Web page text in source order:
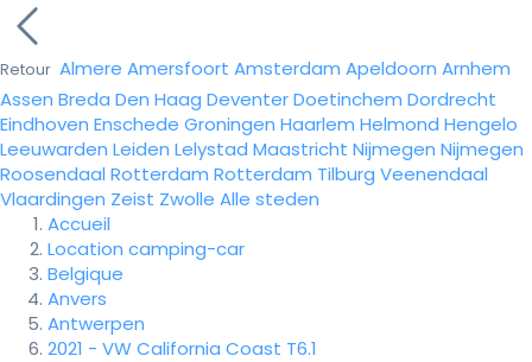
Retour Almere Amersfoort Amsterdam Apeldoorn Arnhem
Assen Breda Den Haag DeventerDoetinchem Dordrecht
Eindhoven Enschede Groningen Haarlem Helmond Hengelo
Leeuwarden Leiden Lelystad Maastricht Nijmegen Nijmegen
Roosendaal Rotterdam Rotterdam Tilburg Veenendaal
Vlaardingen Zeist Zwolle Alle steden
Accueil
Location camping-car
Belgique
Anvers
Antwerpen
2021 - VW California Coast T6.1